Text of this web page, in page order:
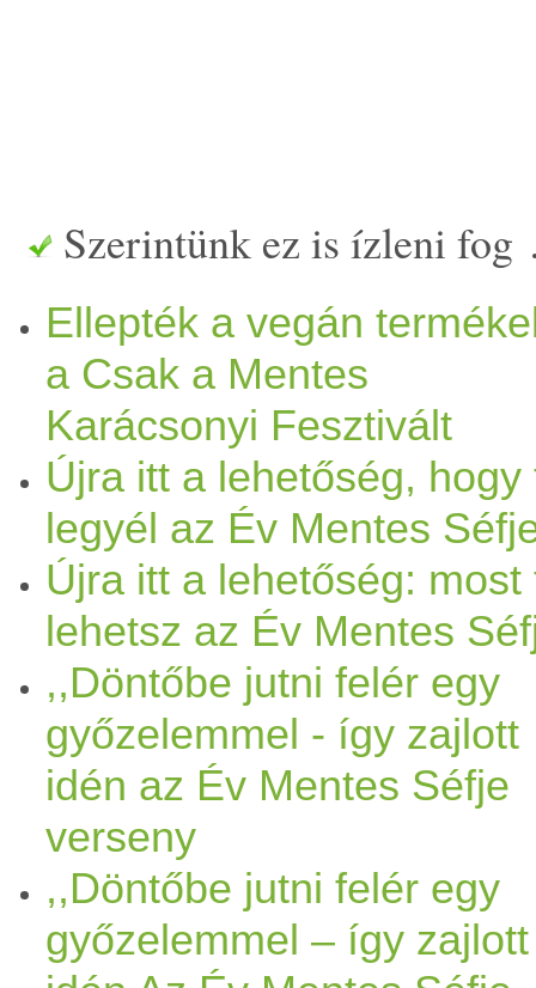
Szerintünk ez is ízleni
Ellepték a vegán
a Csak a Mentes
Karácsonyi Fesztivált
Újra itt a lehetőség, hogy
legyél az Év Mentes
Újra itt a lehetőség: most
lehetsz az Év Mentes
,,Döntőbe jutni felér egy
győzelemmel - így zajlott
idén az Év Mentes Séfje
verseny
,,Döntőbe jutni felér egy
győzelemmel – így zajlott